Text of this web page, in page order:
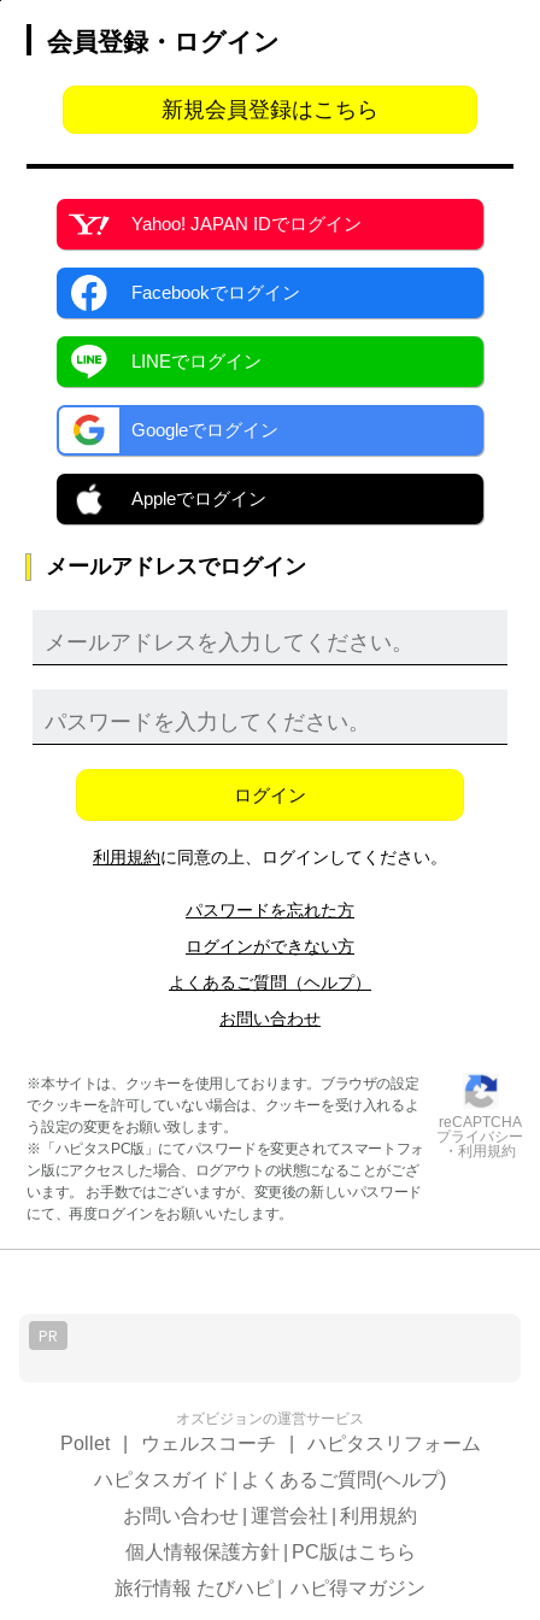
会員登録・ログイン
新規会員登録はこちら
Yahoo! JAPAN IDでログイン
Facebookでログイン
LINEでログイン
Googleでログイン
Appleでログイン
メールアドレスでログイン
ログイン
利用規約に同意の上、ログインしてください。
パスワードを忘れた方
ログインができない方
よくあるご質問（ヘルプ）
お問い合わせ
※本サイトは、クッキーを使用しております。ブラウザの設定
でクッキーを許可していない場合は、クッキーを受け入れるよ
う設定の変更をお願い致します。
※「ハピタスPC版」にてパスワードを変更されてスマートフォ
ン版にアクセスした場合、ログアウトの状態になることがござ
います。 お手数ではございますが、変更後の新しいパスワード
にて、再度ログインをお願いいたします。
reCAPTCHA
プライバシー
・利用規約
PR
オズビジョンの運営サービス
Pollet ウェルスコーチ
ハピタスリフォーム
ハピタスガイド
よくあるご質問(ヘルプ)
お問い合わせ 運営会社
利用規約
個人情報保護方針
PC版はこちら
旅行情報 たびハピ
ハピ得マガジン